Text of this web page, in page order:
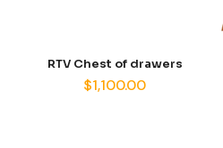
RTV Chest of drawers
$1,100.00